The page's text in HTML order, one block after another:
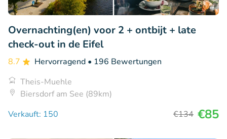
Overnachting(en) voor 2 + ontbijt + late
check-out in de Eifel
8.7 Hervorragend • 196 Bewertungen
Theis-Muehle
Biersdorf am See (89km)
Verkauft: 150
€134 €85